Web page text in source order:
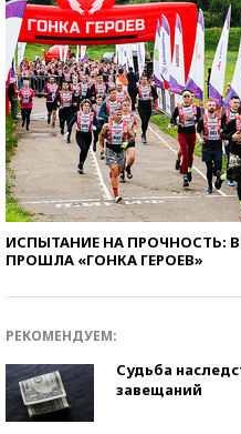
ИСПЫТАНИЕ НА ПРОЧНОСТЬ:
ПРОШЛА «ГОНКА ГЕРОЕВ»
РЕКОМЕНДУЕМ:
Судьба
завещаний